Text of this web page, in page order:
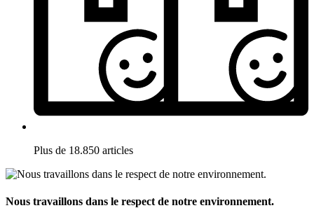
Plus de 18.850 articles
Nous travaillons dans le respect de notre environnement.